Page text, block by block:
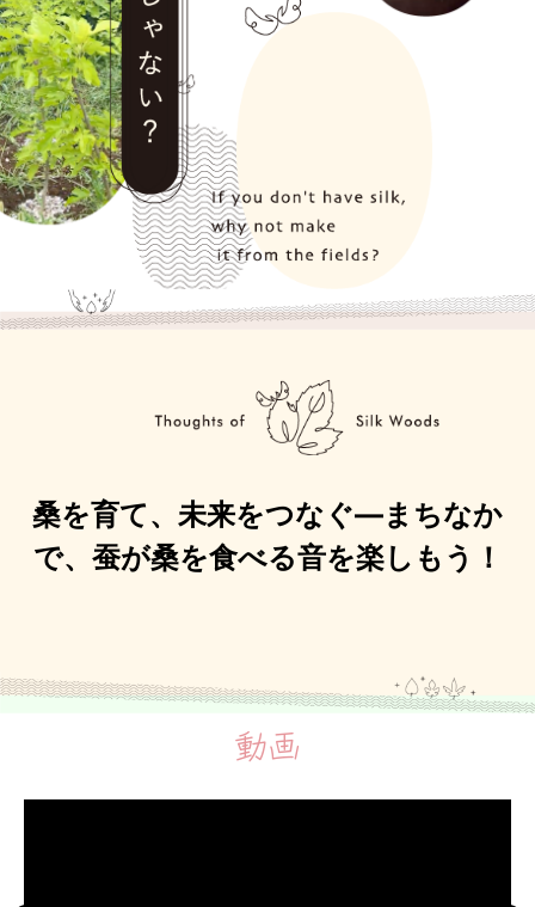
桑を育て、未来をつなぐ—まちなか
で、蚕が桑を食べる音を楽しもう！
動画